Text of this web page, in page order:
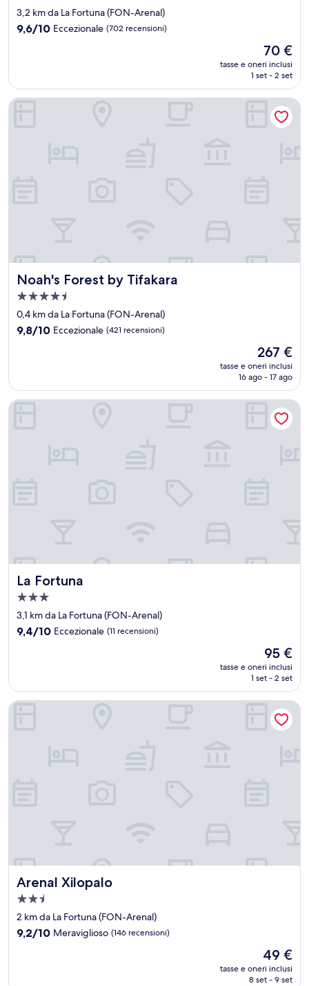
a
3.0
3,2 km da La Fortuna (FON-Arenal)
9.6
recensioni)
9,6/10 Eccezionale (702 recensioni)
Il
prezzo
attuale
70 €
70 €
tasse e oneri inclusi
1 set - 2 set
Noah's Forest by Tifakara
Noah's Forest by Tifakara
Struttura
a
4.5
stelle
0,4 km da La Fortuna (FON-Arenal)
9.8
recensioni)
9,8/10 Eccezionale (421 recensioni)
Il
prezzo
attuale
267 €
267 €
tasse e oneri inclusi
16 ago - 17 ago
Noah's Forest by Tifakara
La Fortuna
La Fortuna
Struttura
a
3.0
3,1 km da La Fortuna (FON-Arenal)
9.4
recensioni)
9,4/10 Eccezionale (11 recensioni)
Il
prezzo
attuale
95 €
95 €
tasse e oneri inclusi
1 set - 2 set
La Fortuna
Arenal Xilopalo
Arenal Xilopalo
Struttura
a
2.5
stelle
2 km da La Fortuna (FON-Arenal)
9.2
9,2/10 Meraviglioso (146 recensioni)
Il
prezzo
attuale
49 €
tasse e oneri inclusi
8 set - 9 set
Arenal Xilopalo